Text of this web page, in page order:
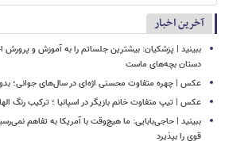
آخرین اخبار
ببینید | پزشکیان: بیشترین جلساتم را به آموزش و
دستان بچه‌های ماست
عکس | چهره متفاوت محسنی اژه‌ای در سال‌های جوانی؛
عکس | تیپ متفاوت خانم بازیگر در اسپانیا ؛ ترکیب رنگ
ببینید | حاجی‌بابایی: ما هیچ‌وقت با آمریکا به تفاهم
قوی را بپذیرد